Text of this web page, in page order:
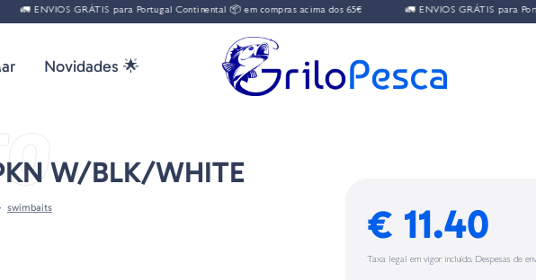
GRÁTIS para Portugal Continental 📦 em compras acima dos 65€ 🚛 ENVIOS GRÁTIS para Portugal
Novidades 🌟
W/BLK/WHITE
swimbaits € 11.40
Taxa legal em vigor incluído. Despesas de